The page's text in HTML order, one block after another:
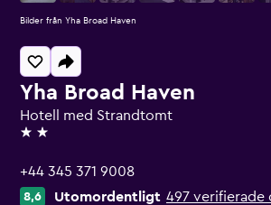
Yha Broad Haven
Hotell med Strandtomt
2 stjärnor
+44 345 371 9008
8,6 Utomordentligt 497 verifierade
Bilder från Yha Broad Haven